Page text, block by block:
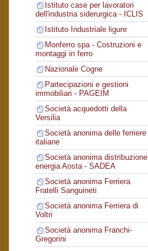
Istituto case per lavoratori
dell'industria siderurgica - ICLIS
Istituto Industriale ligure
Monferro spa - Costruzioni e
montaggi in ferro
Nazionale Cogne
Partecipazioni e gestioni
immobiliari - PAGEIM
Società acquedotti della
Versilia
Società anonima delle ferriere
italiane
Società anonima distribuzione
energia Aosta - SADEA
Società anonima Ferriera
Fratelli Sanguineti
Società anonima Ferriera di
Voltri
Società anonima Franchi-
Gregorini